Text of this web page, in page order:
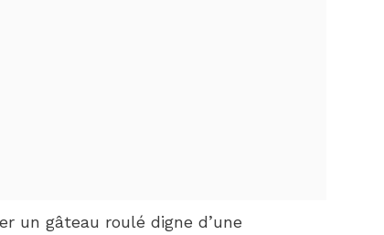
un gâteau roulé digne d’une